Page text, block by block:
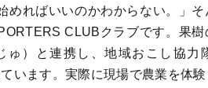
めればいいのかわからない。」そ
CLUBクラブです。果樹
ゅ）と連携し、地域おこし協力
います。実際に現場で農業を体